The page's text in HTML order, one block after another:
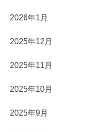
2026年1月
2025年12月
2025年11月
2025年10月
2025年9月